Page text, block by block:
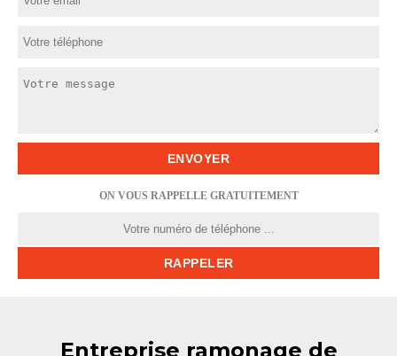
ON VOUS RAPPELLE GRATUITEMENT
Entreprise ramonage de